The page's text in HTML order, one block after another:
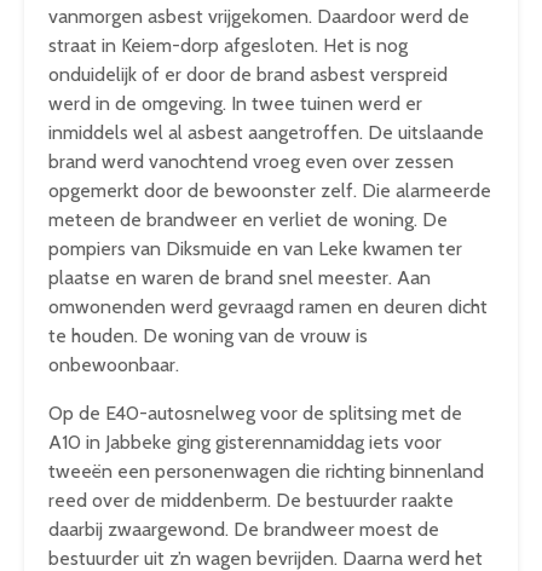
vanmorgen asbest vrijgekomen. Daardoor werd de
straat in Keiem-dorp afgesloten. Het is nog
onduidelijk of er door de brand asbest verspreid
werd in de omgeving. In twee tuinen werd er
inmiddels wel al asbest aangetroffen. De uitslaande
brand werd vanochtend vroeg even over zessen
opgemerkt door de bewoonster zelf. Die alarmeerde
meteen de brandweer en verliet de woning. De
pompiers van Diksmuide en van Leke kwamen ter
plaatse en waren de brand snel meester. Aan
omwonenden werd gevraagd ramen en deuren dicht
te houden. De woning van de vrouw is
onbewoonbaar.
Op de E40-autosnelweg voor de splitsing met de
A10 in Jabbeke ging gisterennamiddag iets voor
tweeën een personenwagen die richting binnenland
reed over de middenberm. De bestuurder raakte
daarbij zwaargewond. De brandweer moest de
bestuurder uit z’n wagen bevrijden. Daarna werd het